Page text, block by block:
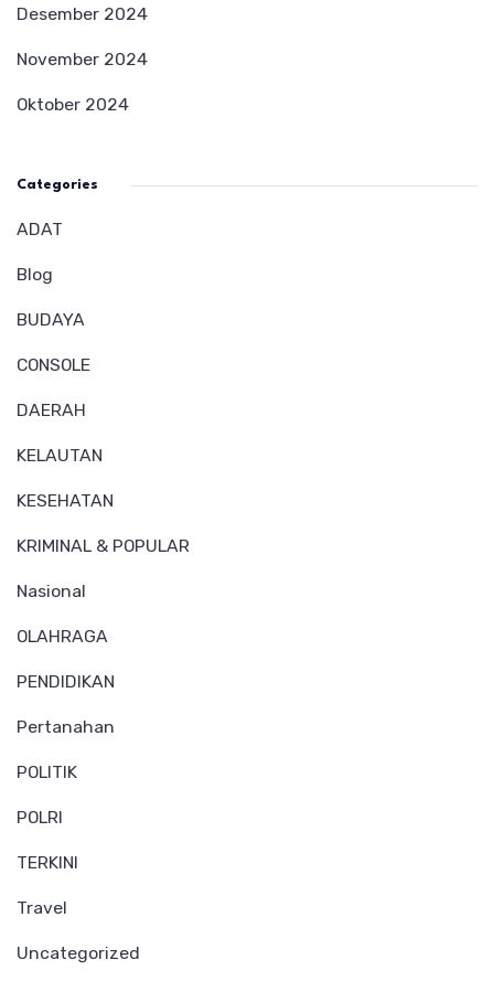
Desember 2024
November 2024
Oktober 2024
Categories
ADAT
Blog
BUDAYA
CONSOLE
DAERAH
KELAUTAN
KESEHATAN
KRIMINAL & POPULAR
Nasional
OLAHRAGA
PENDIDIKAN
Pertanahan
POLITIK
POLRI
TERKINI
Travel
Uncategorized